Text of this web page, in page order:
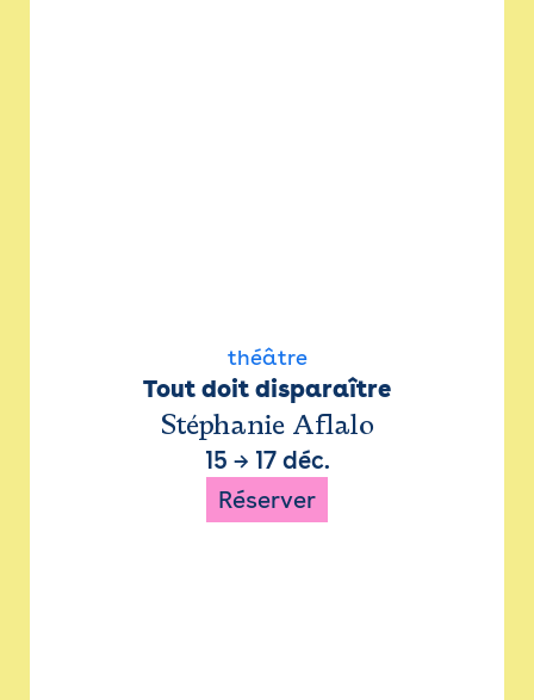
théâtre
Tout doit disparaître
Stéphanie Aflalo
15 → 17 déc.
Réserver